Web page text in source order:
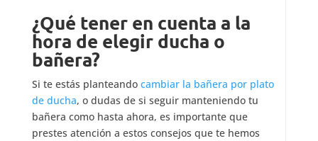
¿Qué tener en cuenta a la
hora de elegir ducha o
bañera?
Si te estás planteando cambiar la bañera por plato
de ducha, o dudas de si seguir manteniendo tu
bañera como hasta ahora, es importante que
prestes atención a estos consejos que te hemos